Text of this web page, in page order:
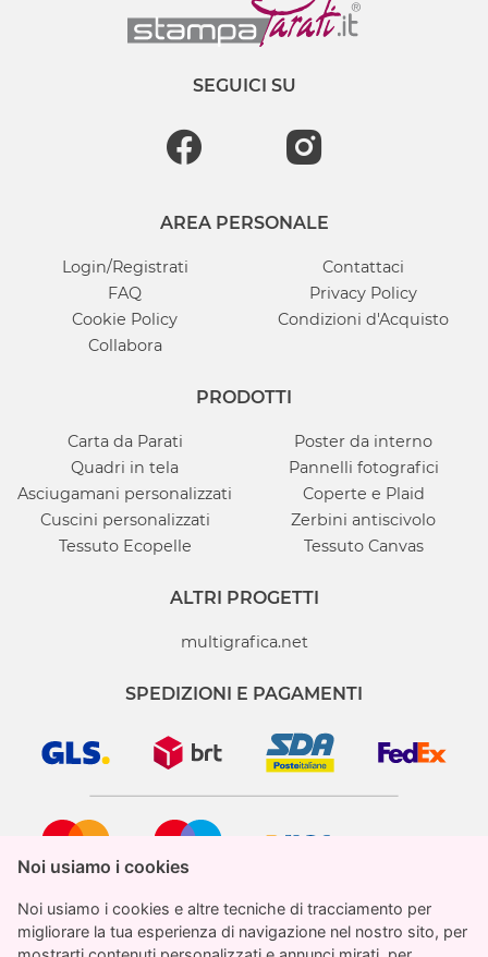
Noi usiamo i cookies
Noi usiamo i cookies e altre tecniche di tracciamento per
migliorare la tua esperienza di navigazione nel nostro sito, per
Noi usiamo i cookies
Noi usiamo i cookies e altre tecniche di tracciamento per
migliorare la tua esperienza di navigazione nel nostro sito, per
SEGUICI SU
AREA PERSONALE
Login/Registrati
Contattaci
FAQ
Privacy Policy
Cookie Policy
Condizioni d'Acquisto
Collabora
PRODOTTI
Carta da Parati
Poster da interno
Quadri in tela
Pannelli fotografici
Asciugamani personalizzati
Coperte e Plaid
Cuscini personalizzati
Zerbini antiscivolo
Tessuto Ecopelle
Tessuto Canvas
ALTRI PROGETTI
multigrafica.net
SPEDIZIONI E PAGAMENTI